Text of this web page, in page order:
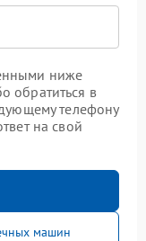
ниже
обратиться в
телефону
на свой
машин